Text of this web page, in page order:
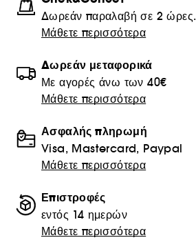
Δωρεάν παραλαβή σε 2 ώρες.
Μάθετε περισσότερα
Δωρεάν μεταφορικά
Με αγορές άνω των 40€
Μάθετε περισσότερα
Ασφαλής πληρωμή
Visa, Mastercard, Paypal
Μάθετε περισσότερα
Επιστροφές
εντός 14 ημερών
Μάθετε περισσότερα